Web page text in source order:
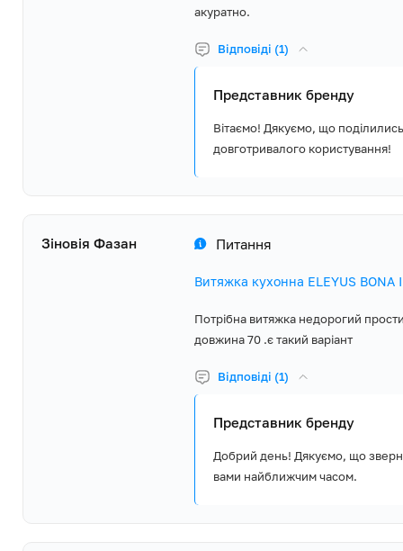
акуратно.
Відповіді (1)
Представник бренду
Вітаємо! Дякуємо, що
довготривалого користування!
Зіновія Фазан Питання
Витяжка кухонна ELEYUS BONA
Потрібна витяжка недорогий
довжина 70 .є такий варіант
Відповіді (1)
Представник бренду
Добрий день! Дякуємо, що
вами найближчим часом.